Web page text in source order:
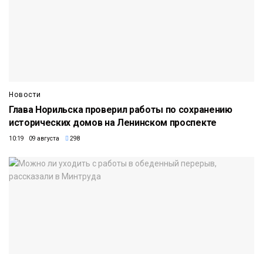
Новости
Глава Норильска проверил работы по сохранению
исторических домов на Ленинском проспекте
10:19 09 августа 298